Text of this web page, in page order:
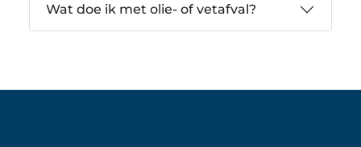
Wat doe ik met olie- of vetafval?